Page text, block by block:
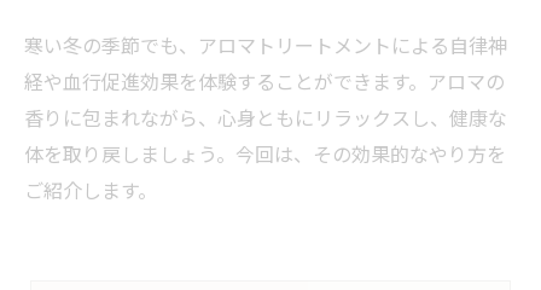
寒い冬の季節でも、アロマトリートメントによる自律神
経や血行促進効果を体験することができます。アロマの
香りに包まれながら、心身ともにリラックスし、健康な
体を取り戻しましょう。今回は、その効果的なやり方を
ご紹介します。